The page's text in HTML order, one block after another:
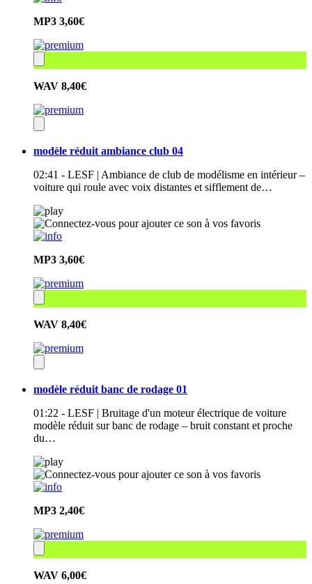
MP3 3,60€
WAV 8,40€
modèle réduit ambiance club 04
02:41 - LESF | Ambiance de club de modélisme en intérieur –
voiture qui roule avec voix distantes et sifflement de…
MP3 3,60€
WAV 8,40€
modèle réduit banc de rodage 01
01:22 - LESF | Bruitage d'un moteur électrique de voiture
modèle réduit sur banc de rodage – bruit constant et proche
du…
MP3 2,40€
WAV 6,00€